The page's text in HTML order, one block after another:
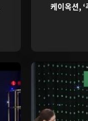
케이옥션,